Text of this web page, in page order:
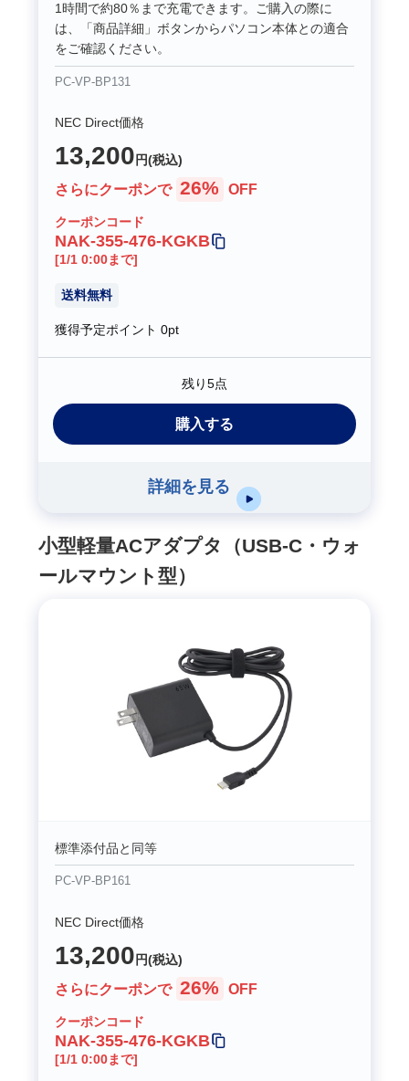
1時間で約80％まで充電できます。ご購入の際に
は、「商品詳細」ボタンからパソコン本体との適合
をご確認ください。
PC-VP-BP131
NEC Direct価格
13,200 円(税込)
さらにクーポンで 26% OFF
クーポンコード
NAK-355-476-KGKB
[1/1 0:00まで]
送料無料
獲得予定ポイント0pt
残り5点
購入する
詳細を見る
小型軽量ACアダプタ（USB-C・ウォ
ールマウント型）
標準添付品と同等
PC-VP-BP161
NEC Direct価格
13,200 円(税込)
さらにクーポンで 26% OFF
クーポンコード
NAK-355-476-KGKB
[1/1 0:00まで]